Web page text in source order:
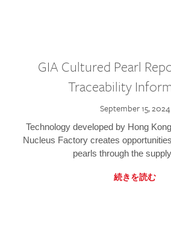
GIA Cultured Pearl
Traceability
September 15, 2024
Technology developed by Hong
Nucleus Factory creates
pearls through the
続きを読む